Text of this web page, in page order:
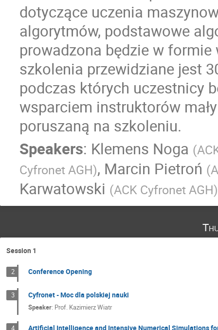
dotyczące uczenia
algorytmów, podstawowe
prowadzona będzie w
szkolenia przewidziane jest
podczas których uczestnicy
wsparciem instruktorów
poruszaną na szkoleniu.
Speakers: Klemens Noga (
Cyfronet AGH), Marcin Pietroń (
Karwatowski (ACK Cyfronet AGH)
Session 1
2 Conference Opening
3 Cyfronet - Moc dla polskiej nauki
Speaker: Prof. Kazimierz Wiatr
4 Artificial Intelligence and Intensive Numerical Simulations